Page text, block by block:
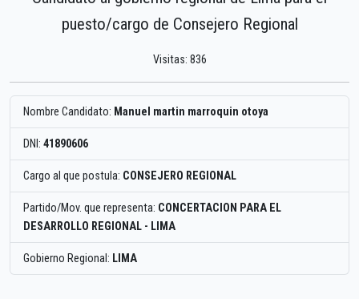
puesto/cargo de Consejero Regional
Visitas: 836
Nombre Candidato: Manuel martin marroquin otoya
DNI: 41890606
Cargo al que postula: CONSEJERO REGIONAL
Partido/Mov. que representa: CONCERTACION PARA EL
DESARROLLO REGIONAL - LIMA
Gobierno Regional: LIMA